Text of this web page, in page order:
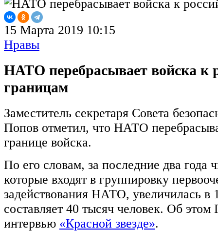
15 Марта 2019 10:15
Нравы
НАТО перебрасывает войска к
границам
Заместитель секретаря Совета
Попов отметил, что НАТО
границе войска.
По его словам, за последние два года
которые входят в группировку
задействования НАТО, увеличилась в
составляет 40 тысяч человек. Об этом
интервью «Красной звезде».